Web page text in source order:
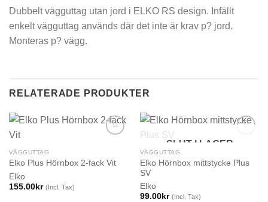
Dubbelt vägguttag utan jord i ELKO RS design. Infällt
enkelt vägguttag används där det inte är krav p? jord.
Monteras p? vägg.
RELATERADE PRODUKTER
VÄGGUTTAG
Elko Plus Hörnbox 2-fack Vit
Elko
155.00kr (Incl. Tax)
SLUT I LAGER
VÄGGUTTAG
Elko Hörnbox mittstycke Plus
SV
Elko
99.00kr (Incl. Tax)